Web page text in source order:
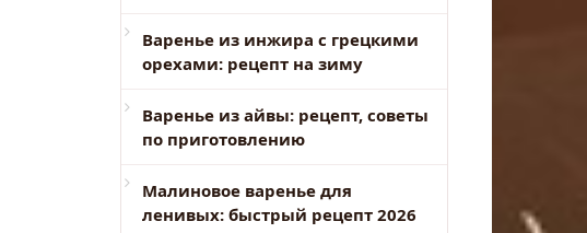
Варенье из инжира с грецкими
орехами: рецепт на зиму
Варенье из айвы: рецепт, советы
по приготовлению
Малиновое варенье для
ленивых: быстрый рецепт 2026